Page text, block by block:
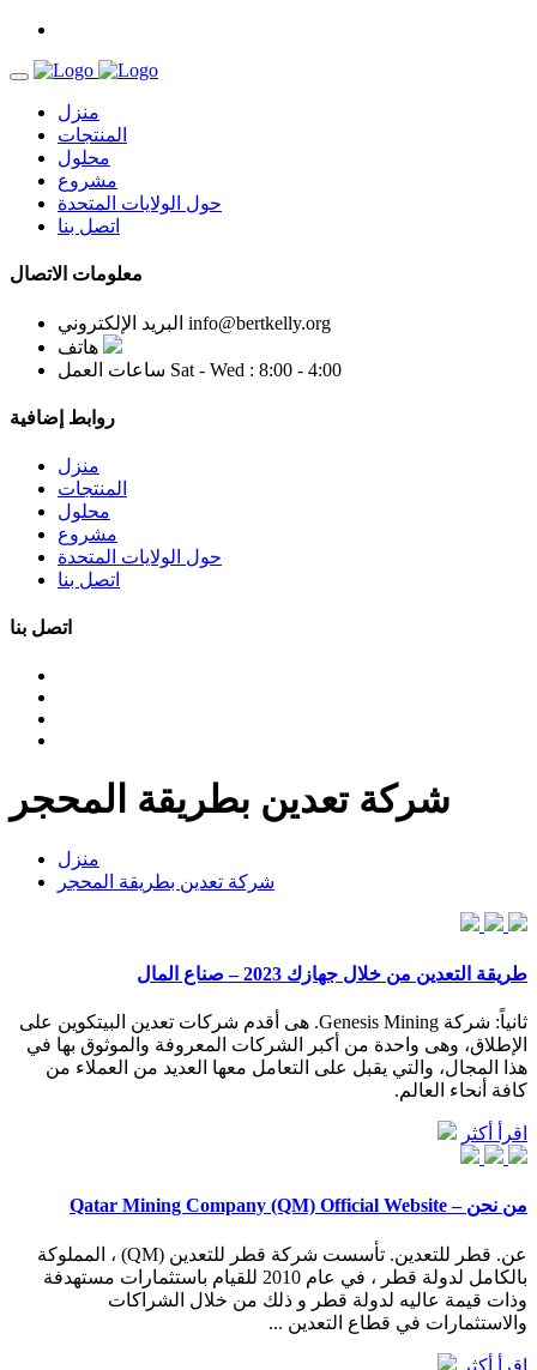
منزل
المنتجات
محلول
مشروع
حول الولايات المتحدة
اتصل بنا
معلومات الاتصال
البريد الإلكتروني info@bertkelly.org
هاتف
ساعات العمل Sat - Wed : 8:00 - 4:00
روابط إضافية
منزل
المنتجات
محلول
مشروع
حول الولايات المتحدة
اتصل بنا
اتصل بنا
شركة تعدين بطريقة المحجر
منزل
شركة تعدين بطريقة المحجر
طريقة التعدين من خلال جهازك 2023 – صناع المال
ثانياً: شركة Genesis Mining. هى أقدم شركات تعدين البيتكوين على
الإطلاق، وهى واحدة من أكبر الشركات المعروفة والموثوق بها في
هذا المجال، والتي يقبل على التعامل معها العديد من العملاء من
كافة أنحاء العالم.
اقرأ أكثر
من نحن – Qatar Mining Company (QM) Official Website
عن. قطر للتعدين. تأسست شركة قطر للتعدين (QM) ، المملوكة
بالكامل لدولة قطر ، في عام 2010 للقيام باستثمارات مستهدفة
وذات قيمة عاليه لدولة قطر و ذلك من خلال الشراكات
والاستثمارات في قطاع التعدين ...
اقرأ أكثر